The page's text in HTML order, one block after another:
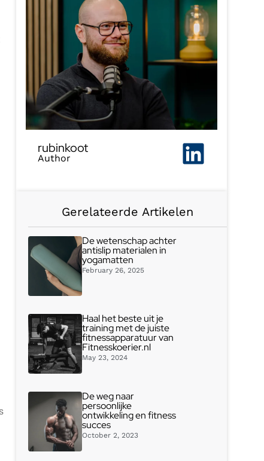
rubinkoot
Author
Gerelateerde Artikelen
De wetenschap achter
antislip materialen in
yogamatten
February 26, 2025
Haal het beste uit je
training met de juiste
fitnessapparatuur van
Fitnesskoerier.nl
May 23, 2024
De weg naar
persoonlijke
ontwikkeling en fitness
succes
October 2, 2023